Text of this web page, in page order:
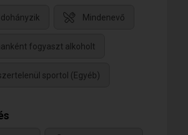
Mindenevő
fogyaszt alkoholt
sportol (Egyéb)